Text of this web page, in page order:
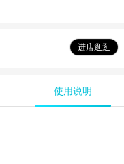
进店逛逛
使用说明